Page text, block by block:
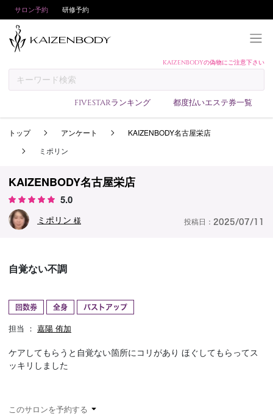
サロン予約 研修予約
KAIZENBODYの偽物にご注意下さい
FIVESTARランキング 都度払いエステ券一覧
予約方法
サロンランキング
アンケート
トップ アンケート
KAIZENBODY名古屋栄店
ミポリン
KAIZENBODY名古屋栄店
5.0
ミポリン 様 投稿日： 2025/07/11
自覚ない不調
回数券 全身 バストアップ
担当 ： 嘉陽 侑加
ケアしてもらうと自覚ない箇所にコリがあり ほぐしてもらってス
ッキリしました
このサロンを予約する